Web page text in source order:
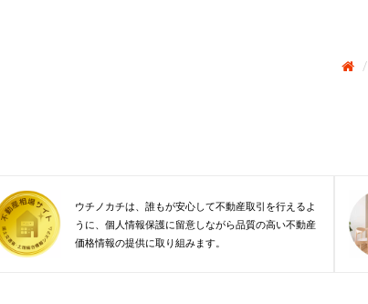
ウチノカチは、誰もが安心して不動産取引を行えるよ
うに、個人情報保護に留意しながら品質の高い不動産
価格情報の提供に取り組みます。